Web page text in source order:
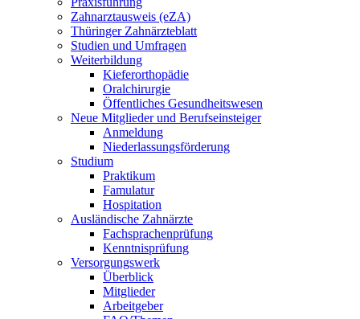
Zahnarztausweis (eZA)
Thüringer Zahnärzteblatt
Studien und Umfragen
Weiterbildung
Kieferorthopädie
Oralchirurgie
Öffentliches Gesundheitswesen
Neue Mitglieder und Berufseinsteiger
Anmeldung
Niederlassungsförderung
Studium
Praktikum
Famulatur
Hospitation
Ausländische Zahnärzte
Fachsprachenprüfung
Kenntnisprüfung
Versorgungswerk
Überblick
Mitglieder
Arbeitgeber